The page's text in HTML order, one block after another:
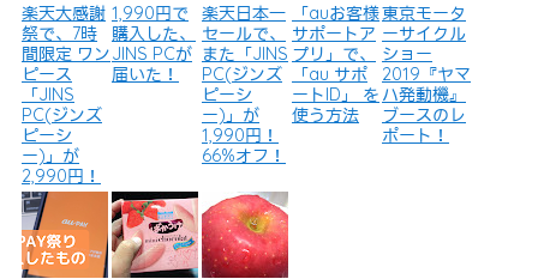
楽天大感謝
祭で、7時
間限定 ワン
ピース
「JINS
PC(ジンズ
ピーシ
ー)」が
2,990円！
1,990円で
購入した、
JINS PCが
届いた！
楽天日本一
セールで、
また「JINS
PC(ジンズ
ピーシ
ー)」が
1,990円！
66%オフ！
「auお客様
サポートア
プリ」で、
「au サポ
ートID」 を
使う方法
東京モータ
ーサイクル
ショー
2019『ヤマ
ハ発動機』
ブースのレ
ポート！